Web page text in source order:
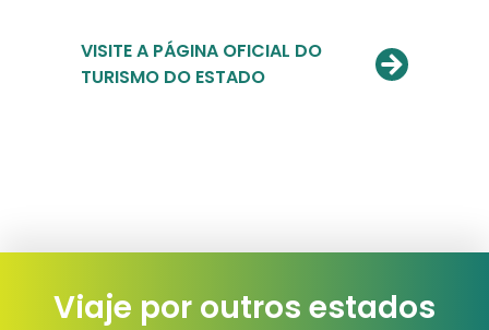
VISITE A PÁGINA OFICIAL DO
TURISMO DO ESTADO
Viaje por outros estados